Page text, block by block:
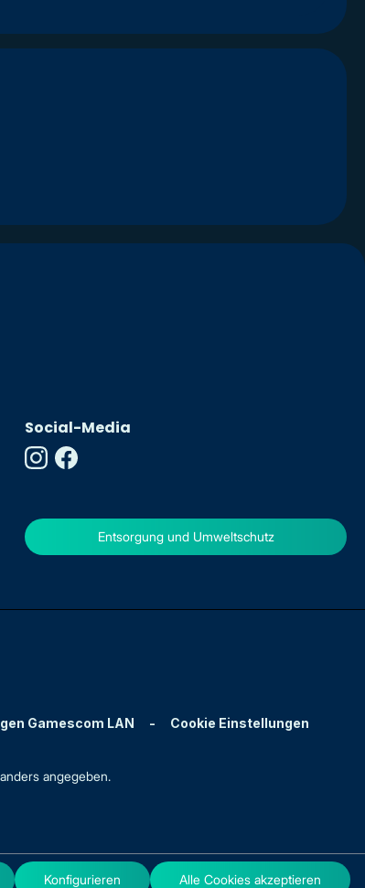
Entsorgung und Umweltschutz
Social-Media
Gamescom LAN - Cookie Einstellungen
angegeben.
Konfigurieren Alle Cookies akzeptieren